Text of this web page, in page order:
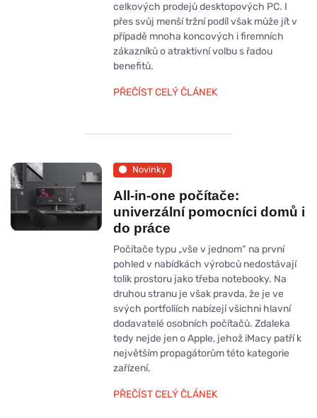
celkových prodejů desktopových PC. I
přes svůj menší tržní podíl však může jít v
případě mnoha koncových i firemních
zákazníků o atraktivní volbu s řadou
benefitů.
PŘEČÍST CELÝ ČLÁNEK
Novinky
All-in-one počítače:
univerzální pomocníci domů i
do práce
Počítače typu „vše v jednom“ na první
pohled v nabídkách výrobců nedostávají
tolik prostoru jako třeba notebooky. Na
druhou stranu je však pravda, že je ve
svých portfoliích nabízejí všichni hlavní
dodavatelé osobních počítačů. Zdaleka
tedy nejde jen o Apple, jehož iMacy patří k
největším propagátorům této kategorie
zařízení.
PŘEČÍST CELÝ ČLÁNEK